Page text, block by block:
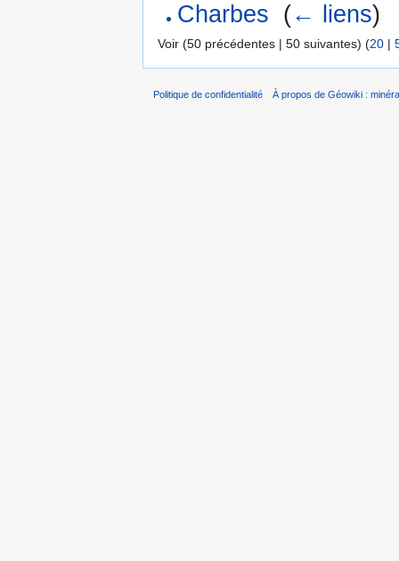
Charbes (← liens)
Voir (50 précédentes | 50 suivantes) (20 |
Politique de confidentialité À propos de Géowiki :